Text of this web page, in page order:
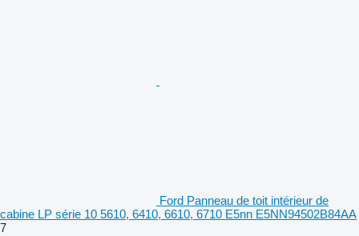
Ford Panneau de toit intérieur de
cabine LP série 10 5610, 6410, 6610, 6710 E5nn E5NN94502B84AA
7